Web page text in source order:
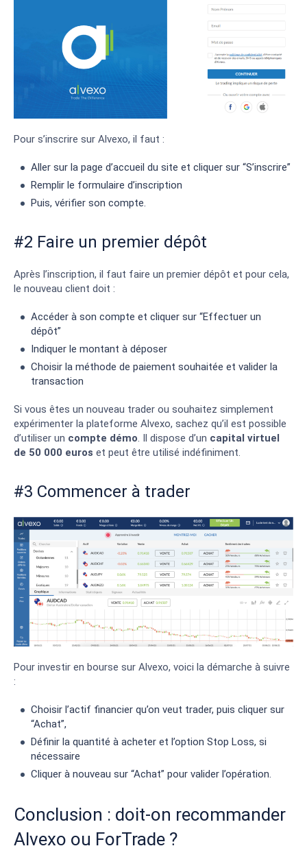
Pour s’inscrire sur Alvexo, il faut :
Aller sur la page d’accueil du site et cliquer sur “S’inscrire”
Remplir le formulaire d’inscription
Puis, vérifier son compte.
#2 Faire un premier dépôt
Après l’inscription, il faut faire un premier dépôt et pour cela,
le nouveau client doit :
Accéder à son compte et cliquer sur “Effectuer un
dépôt”
Indiquer le montant à déposer
Choisir la méthode de paiement souhaitée et valider la
transaction
Si vous êtes un nouveau trader ou souhaitez simplement
expérimenter la plateforme Alvexo, sachez qu’il est possible
d’utiliser un compte démo. Il dispose d’un capital virtuel
de 50 000 euros et peut être utilisé indéfiniment.
#3 Commencer à trader
Pour investir en bourse sur Alvexo, voici la démarche à suivre
:
Choisir l’actif financier qu’on veut trader, puis cliquer sur
“Achat”,
Définir la quantité à acheter et l’option Stop Loss, si
nécessaire
Cliquer à nouveau sur “Achat” pour valider l’opération.
Conclusion : doit-on recommander
Alvexo ou ForTrade ?